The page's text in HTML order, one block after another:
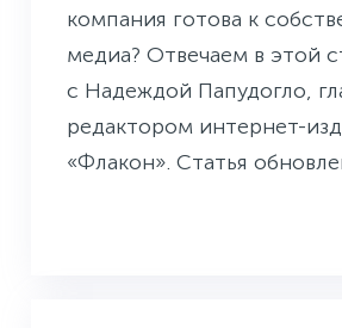
компания готова к
медиа? Отвечаем в этой
с Надеждой Папудогло,
редактором интернет-
«Флакон». Статья